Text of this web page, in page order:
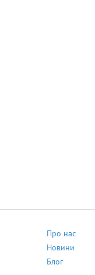
Про нас
Новини
Блог